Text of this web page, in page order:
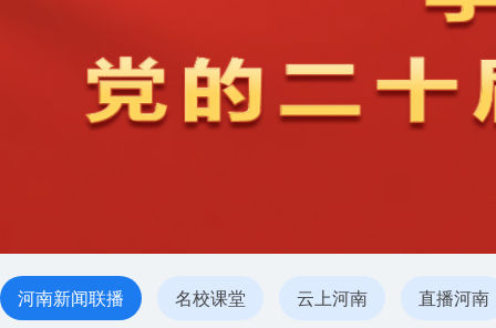
河南新闻联播 名校课堂 云上河南 直播河南